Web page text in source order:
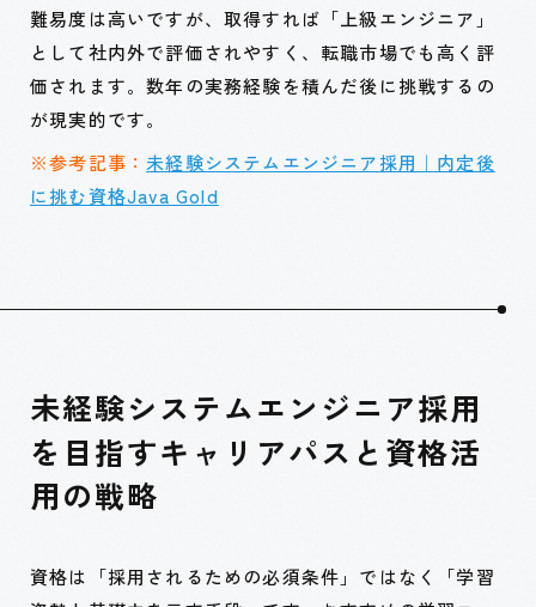
難易度は高いですが、取得すれば「上級エンジニア」
として社内外で評価されやすく、転職市場でも高く評
価されます。数年の実務経験を積んだ後に挑戦するの
が現実的です。
※参考記事：未経験システムエンジニア採用｜内定後
に挑む資格Java Gold
未経験システムエンジニア採用
を目指すキャリアパスと資格活
用の戦略
資格は「採用されるための必須条件」ではなく「学習